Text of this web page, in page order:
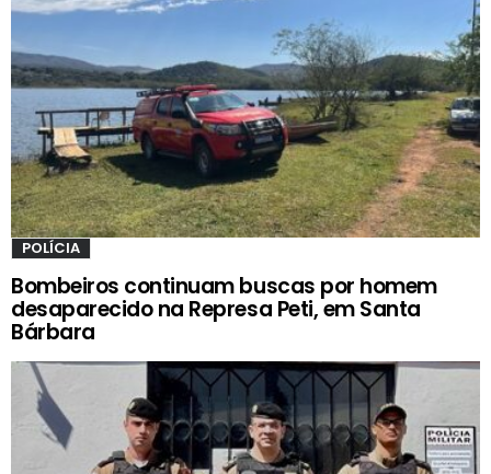
POLÍCIA
Bombeiros continuam buscas por homem
desaparecido na Represa Peti, em Santa
Bárbara